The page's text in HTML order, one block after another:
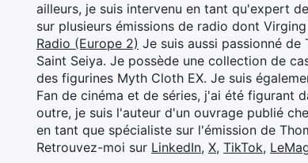
ailleurs, je suis intervenu en tant qu'expert
sur plusieurs émissions de radio dont
Radio (Europe 2) Je suis aussi passionné
Saint Seiya. Je possède une collection de
des figurines Myth Cloth EX. Je suis
Fan de cinéma et de séries, j'ai été figurant
outre, je suis l'auteur d'un ouvrage publié
en tant que spécialiste sur l'émission de
Retrouvez-moi sur LinkedIn, X, TikTok,